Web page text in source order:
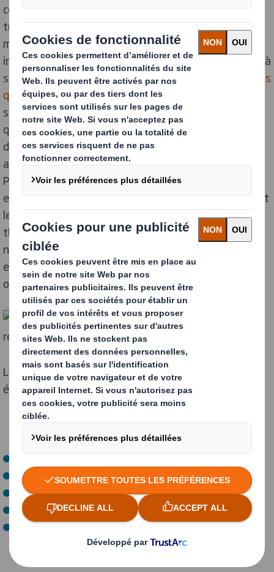
comprendra aisément que les entreprises qui ont
trouvé l’emballage idéal selon leurs critères se
montrent réticentes à en changer. Pourtant, il devient
indispensable de repenser sa stratégie pour continuer à
satisfaire lesconsommateurs de plus en plus exigeants
quant à l’impact environnemental de leurs achats
s’interrogent sur le développement durable, les
questions liées au recyclage des produits ou la gestion
des déchets. Le plastic bashing, qui prend chaque
année plus d’ampleur, en est le parfait exemple.
Pourtant, la problématique posée par le choix des
emballages ne se résume pas au plastique. Le carton et
le papier, deux matières bien moins polluantes en
théorie, posent eux aussi des problèmes à divers
niveaux. Le choix des filières de production, par
exemple, peut faire du carton un emballage vertueux
ou une source de pollution.
Le cycle de vie d’un emballage implique différentes
étapes :
Extraire ou fabriquer la matière première ;
Confectionner l’emballage ;
Le transporter jusqu’au lieu où il sera employé ;
L’utiliser ;
Le recycler ou le détruire.